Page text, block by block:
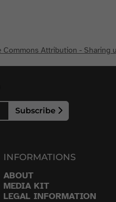
Commons Attribution - Sharing
Subscribe
INFORMATIONS
ABOUT
MEDIA KIT
LEGAL INFORMATION